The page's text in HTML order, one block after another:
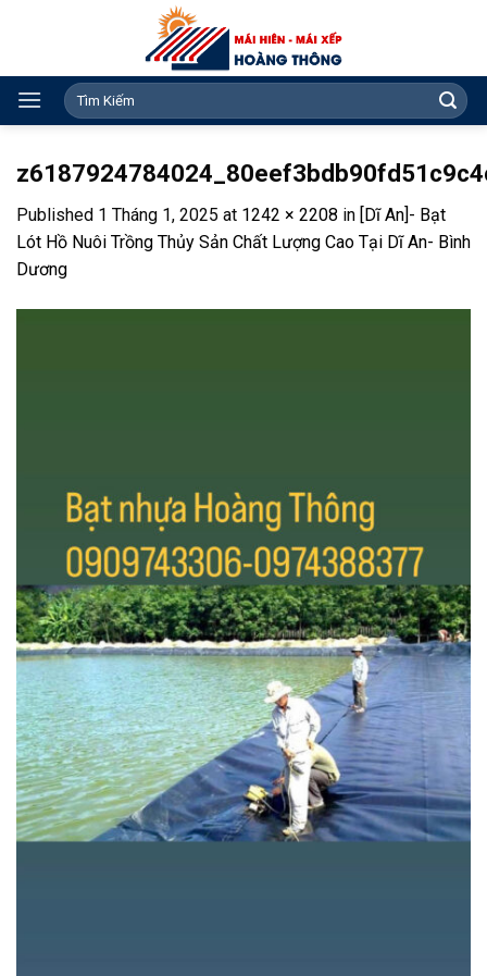
Search
for:
Published 1 Tháng 1, 2025 at 1242 × 2208 in [Dĩ An]- Bạt
Lót Hồ Nuôi Trồng Thủy Sản Chất Lượng Cao Tại Dĩ An- Bình
Dương